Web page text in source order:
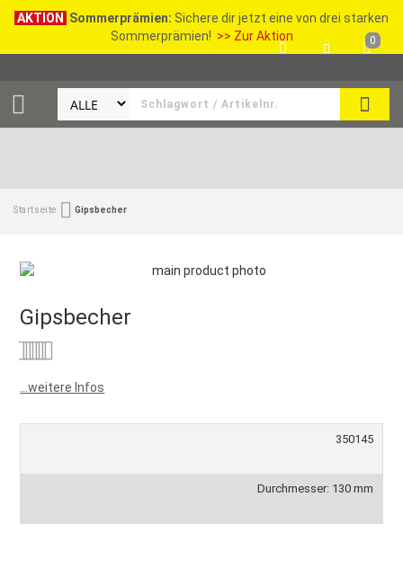
AKTION Sommerprämien: Sichere dir jetzt eine von drei starken
Sommerprämien! >> Zur Aktion 0
Startseite Gipsbecher
Gipsbecher
...weitere Infos
350145
Durchmesser: 130 mm